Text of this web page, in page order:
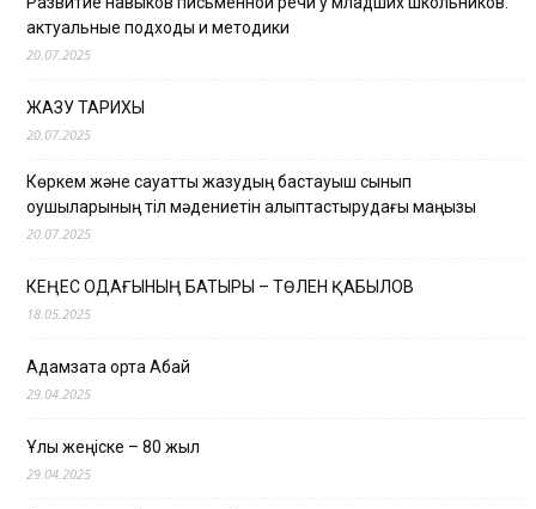
актуальные подходы и методики
20.07.2025
ЖАЗУ ТАРИХЫ
20.07.2025
Көркем және сауатты жазудың бастауыш сынып
оқушыларының тіл мәдениетін қалыптастырудағы маңызы
20.07.2025
КЕҢЕС ОДАҒЫНЫҢ БАТЫРЫ – ТӨЛЕН ҚАБЫЛОВ
18.05.2025
Адамзатқа ортақ Абай
29.04.2025
Ұлы жеңіске – 80 жыл
29.04.2025